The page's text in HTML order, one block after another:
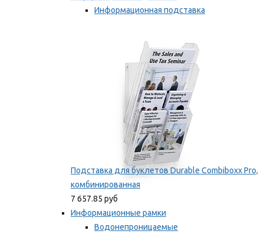
Информационная подставка
Подставка для буклетов Durable Combiboxx Pro,
комбинированная
7 657.85 руб
Информационные рамки
Водонепроницаемые